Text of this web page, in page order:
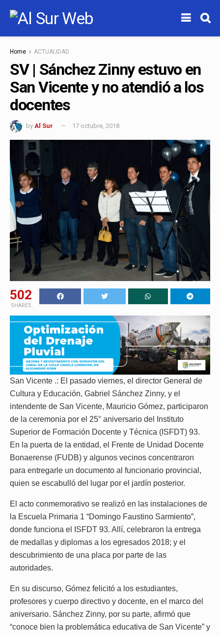
Home ACTUALIDAD
SV | Sánchez Zinny estuvo en
San Vicente y no atendió a los
docentes
by Al Sur 17 octubre, 2018
502
SHARES
San Vicente .: El pasado viernes, el director General de
Cultura y Educación, Gabriel Sánchez Zinny, y el
intendente de San Vicente, Mauricio Gómez, participaron
de la ceremonia por el 25° aniversario del Instituto
Superior de Formación Docente y Técnica (ISFDT) 93.
En la puerta de la entidad, el Frente de Unidad Docente
Bonaerense (FUDB) y algunos vecinos concentraron
para entregarle un documento al funcionario provincial,
quien se escabulló del lugar por el jardín posterior.
El acto conmemorativo se realizó en las instalaciones de
la Escuela Primaria 1 “Domingo Faustino Sarmiento”,
donde funciona el ISFDT 93. Allí, celebraron la entrega
de medallas y diplomas a los egresados 2018; y el
descubrimiento de una placa por parte de las
autoridades.
En su discurso, Gómez felicitó a los estudiantes,
profesores y cuerpo directivo y docente, en el marco del
aniversario. Sánchez Zinny, por su parte, afirmó que
“conoce bien la problemática educativa de San Vicente” y